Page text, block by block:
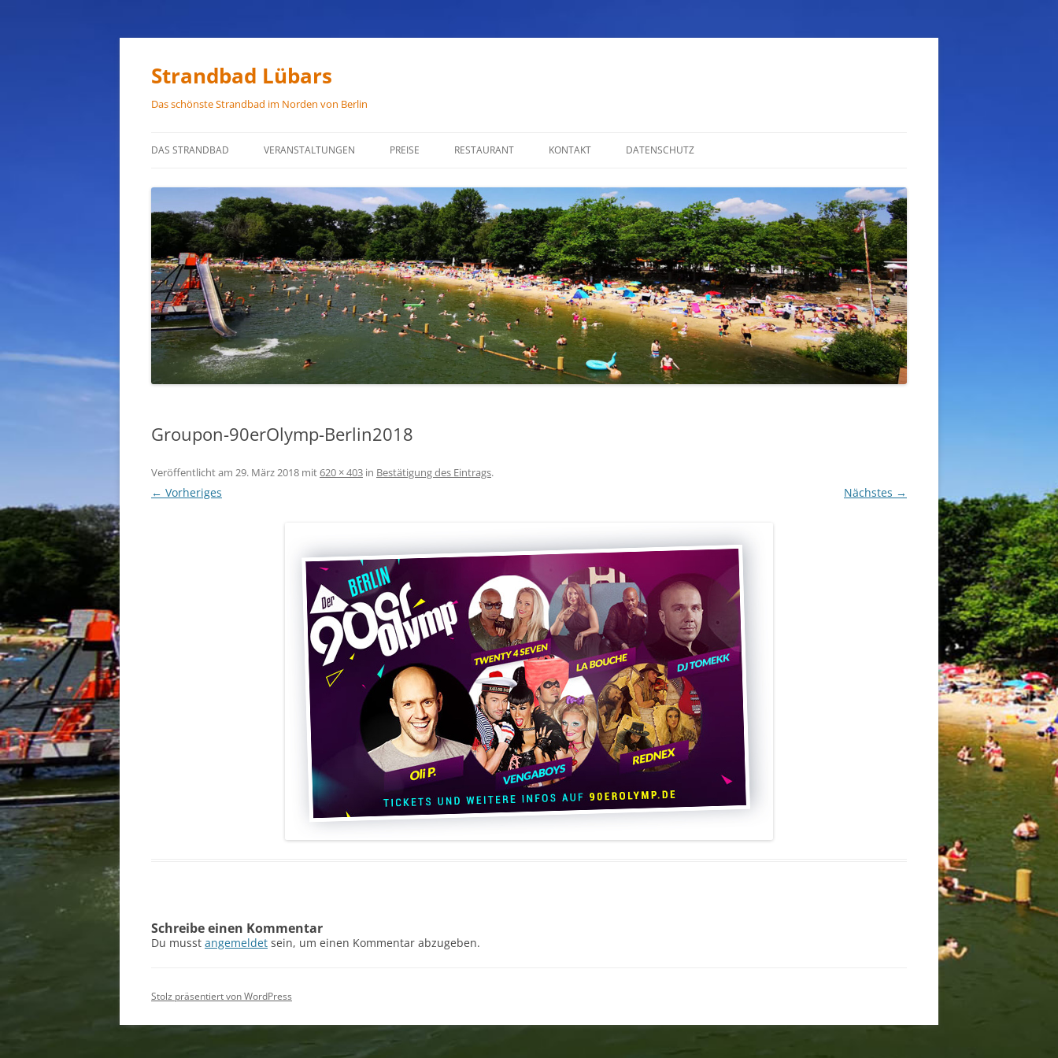
Zum
Strandbad Lübars
Das schönste Strandbad im Norden von Berlin
DAS STRANDBAD
ANFAHRT
HAUSORDNUNG
VERMIETUNG
PRESSEFOTOS
JOB-ANGEBOTE
VERANSTALTUNGEN PREISE RESTAURANT
ÖFFNUNGSZEITEN
PARTYSERVICE
RÄUMLICHKEITEN
KONTAKT DATENSCHUTZ
Groupon-90erOlymp-Berlin2018
Veröffentlicht am 29. März 2018 mit620 × 403 in Bestätigung des Eintrags.
← Vorheriges Nächstes →
Schreibe einen Kommentar
Du musst angemeldet sein, um einen Kommentar abzugeben.
Stolz präsentiert von WordPress